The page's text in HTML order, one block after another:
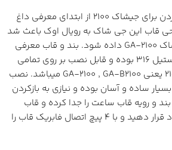
بازار لوازم جانبی و ماد کردن برای جیشاک 2100 از ابتدای معرفی داغ
قاب این جی شاک به رویال اوک باعث شد
که لقب کاسیوک به جیشاک GA-2100 داده شود. بند و قاب معرفی
شده با بالاترین کیفیت استیل 316 بوده و قابل نصب بر روی تمامی
ساعت های جی شاک 2100 یعنی GA-2100 , GA-B2100 میباشد. نصب
ساده و آسان بوده و نیازی به بازکردن
و رویه قاب ساعت را جدا کرده و قاب
جیشاک را در این کیت ماد قرار دهید و با 4 پیچ اتصال فابریک قاب را